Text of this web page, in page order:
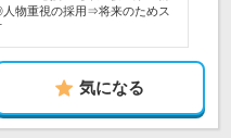
物重視の採用⇒将来のためス
気になる